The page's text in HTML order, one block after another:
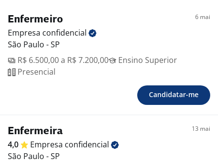
Enfermeiro 6 mai
Empresa confidencial
São Paulo - SP
R$ 6.500,00 a R$ 7.200,00
Ensino Superior
Presencial
Candidatar-me
Enfermeira 13 mai
4,0 Empresa confidencial
São Paulo - SP